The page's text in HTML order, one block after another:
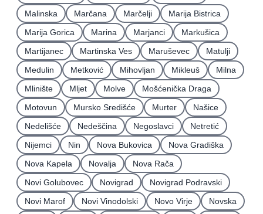
Malinska
Marčana Marčelji
Marija Bistrica
Marija Gorica
Marina Marjanci
Markušica
Martijanec
Martinska Ves Maruševec
Matulji
Medulin
Metković Mihovljan Mikleuš
Milna
Mlinište
Mljet Molve
Mošćenička Draga
Motovun
Mursko Središće Murter
Našice
Nedelišće
Nedeščina Negoslavci
Netretić
Nijemci
Nin Nova Bukovica
Nova Gradiška
Nova Kapela
Novalja
Nova Rača
Novi Golubovec
Novigrad
Novigrad Podravski
Novi Marof
Novi Vinodolski Novo Virje
Novska